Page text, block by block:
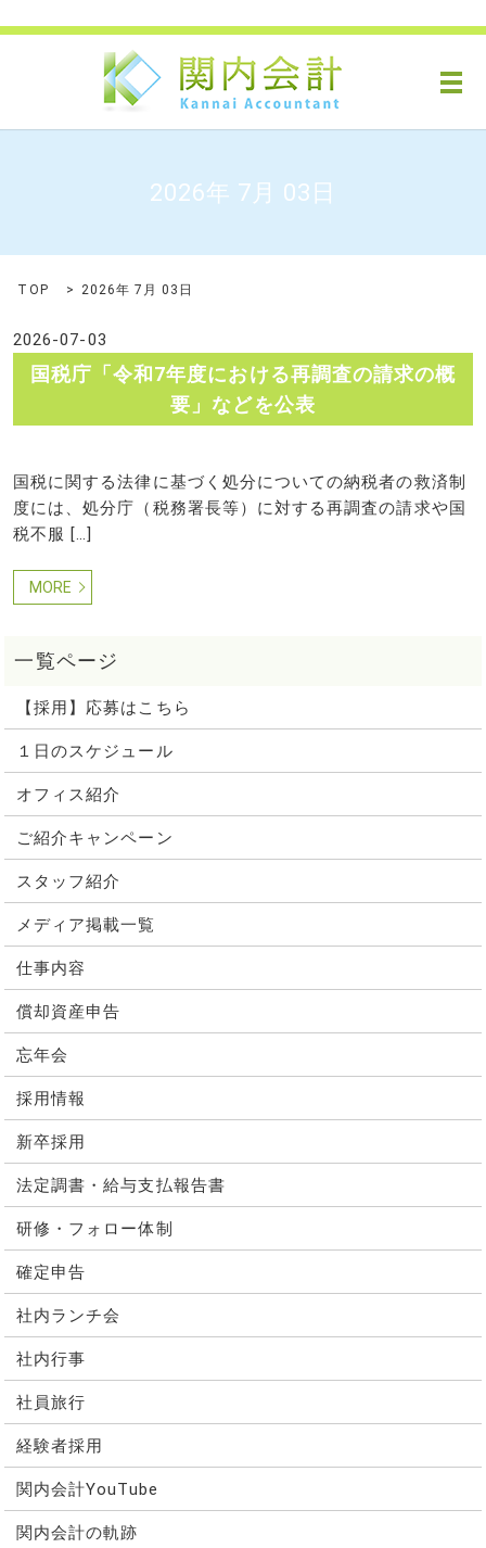
メ
2026年 7月 03日
TOP 2026年 7月 03日
2026-07-03
国税庁「令和7年度における再調査の請求の概
要」などを公表
国税に関する法律に基づく処分についての納税者の救済制
度には、処分庁（税務署長等）に対する再調査の請求や国
税不服 […]
MORE
【採用】応募はこちら
１日のスケジュール
オフィス紹介
ご紹介キャンペーン
スタッフ紹介
メディア掲載一覧
仕事内容
償却資産申告
忘年会
採用情報
新卒採用
法定調書・給与支払報告書
研修・フォロー体制
確定申告
社内ランチ会
社内行事
社員旅行
経験者採用
関内会計YouTube
関内会計の軌跡